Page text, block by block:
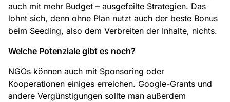
auch mit mehr Budget – ausgefeilte Strategien. Das
lohnt sich, denn ohne Plan nutzt auch der beste Bonus
beim Seeding, also dem Verbreiten der Inhalte, nichts.
Welche Potenziale gibt es noch?
NGOs können auch mit Sponsoring oder
Kooperationen einiges erreichen. Google-Grants und
andere Vergünstigungen sollte man außerdem